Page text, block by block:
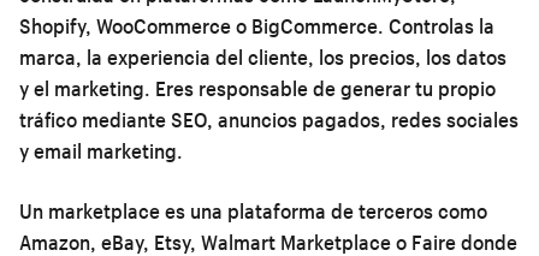
Shopify, WooCommerce o BigCommerce. Controlas la
marca, la experiencia del cliente, los precios, los datos
y el marketing. Eres responsable de generar tu propio
tráfico mediante SEO, anuncios pagados, redes sociales
y email marketing.
Un marketplacees una plataforma de terceros como
Amazon, eBay, Etsy, Walmart Marketplace o Faire donde